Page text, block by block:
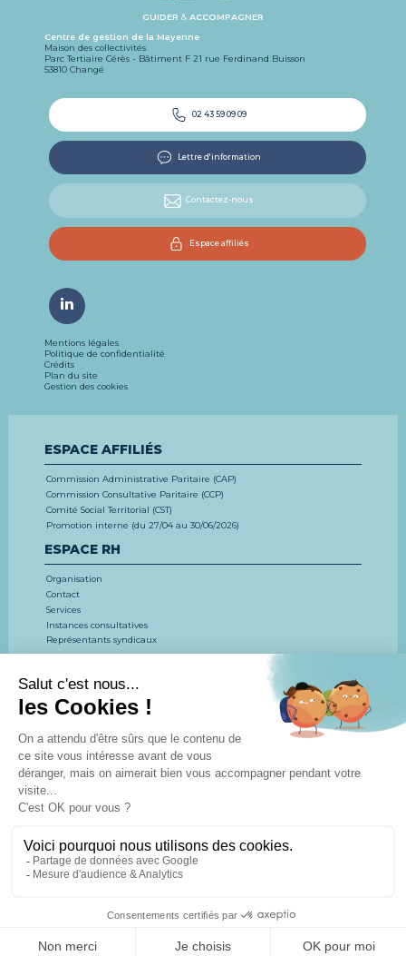
EMPLOI/CONCOURS
RESSOURCES HUMAINES
AFFILIÉS
GUIDER & ACCOMPAGNER
Centre de gestion de la Mayenne
Maison des collectivités
Parc Tertiaire Cérès - Bâtiment F 21 rue Ferdinand Buisson
53810 Changé
02 43 59 09 09
Lettre d'information
Contactez-nous
Espace affiliés
Mentions légales
Politique de confidentialité
Crédits
Plan du site
Gestion des cookies
ESPACE AFFILIÉS
Commission Administrative Paritaire (CAP)
Commission Consultative Paritaire (CCP)
Comité Social Territorial (CST)
Promotion interne (du 27/04 au 30/06/2026)
ESPACE RH
Organisation
Contact
Services
Instances consultatives
Représentants syndicaux
CONCOURS ET EXAMENS
FORMATION
ESPACE DOCUMENTAIRE
Actualités